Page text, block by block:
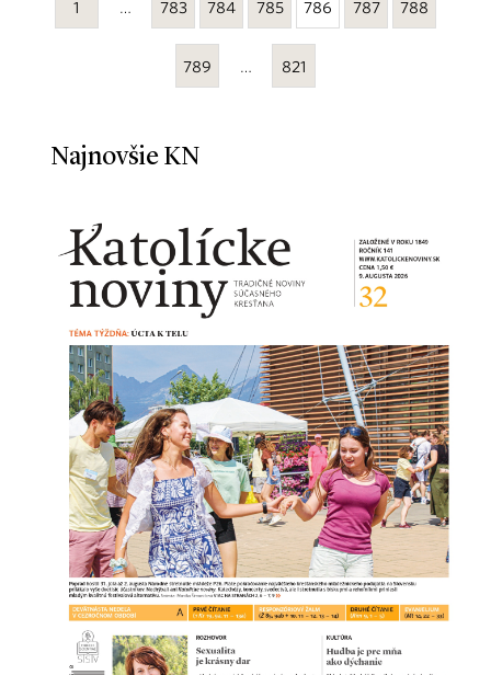
1 … 783 784 785 786 787 788
789 … 821
Najnovšie KN